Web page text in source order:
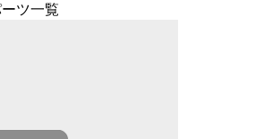
ツ一覧